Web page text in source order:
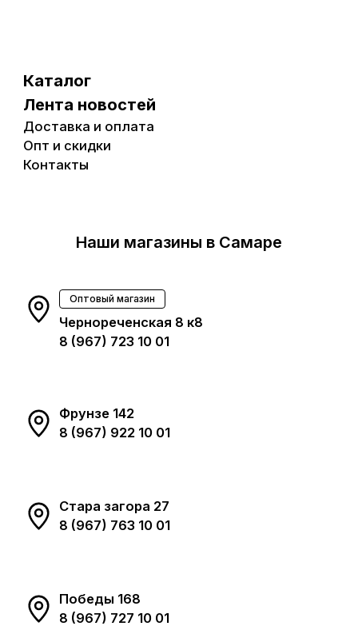
Каталог
Лента новостей
Доставка и оплата
Опт и скидки
Контакты
Наши магазины в Самаре
Оптовый магазин
Чернореченская 8 к8
8 (967) 723 10 01
Фрунзе 142
8 (967) 922 10 01
Стара загора 27
8 (967) 763 10 01
Победы 168
8 (967) 727 10 01